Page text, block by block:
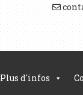
Plus d'infos